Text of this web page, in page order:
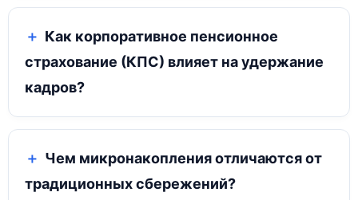
Как корпоративное пенсионное
страхование (КПС) влияет на удержание
кадров?
Чем микронакопления отличаются от
традиционных сбережений?